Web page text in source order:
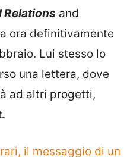
Relations and
ora definitivamente
Lui stesso lo
una lettera, dove
ad altri progetti,
il messaggio di un